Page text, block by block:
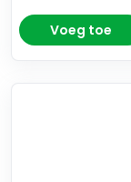
Voeg toe